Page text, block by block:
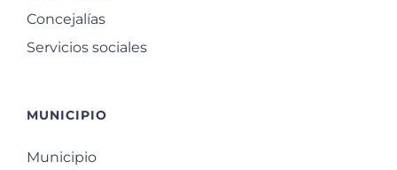
Concejalías
Servicios sociales
MUNICIPIO
Municipio